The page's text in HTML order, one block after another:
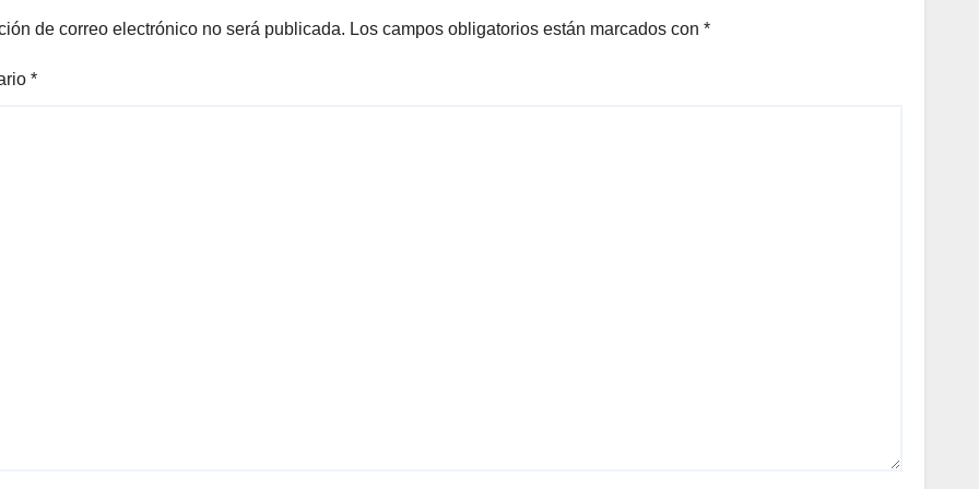
DOMO EN CARLOS
de correo electrónico no será publicada. Los campos obligatorios están marcados con *
*